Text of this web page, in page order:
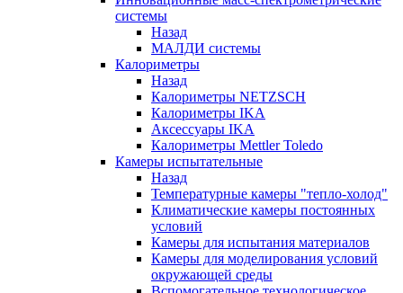
системы
Назад
МАЛДИ системы
Калориметры
Назад
Калориметры NETZSCH
Калориметры IKA
Аксессуары IKA
Калориметры Mettler Toledo
Камеры испытательные
Назад
Температурные камеры "тепло-холод"
Климатические камеры постоянных
условий
Камеры для испытания материалов
Камеры для моделирования условий
окружающей среды